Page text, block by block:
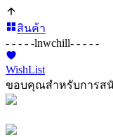
สินค้า
- - - - -lnwchill- - - - -
WishList
ขอบคุณสำหรับการส